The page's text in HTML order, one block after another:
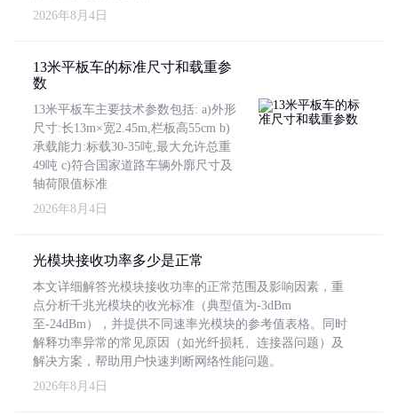
2026年8月4日
13米平板车的标准尺寸和载重参
数
13米平板车主要技术参数包括: a)外形
尺寸:长13m×宽2.45m,栏板高55cm b)
承载能力:标载30-35吨,最大允许总重
49吨 c)符合国家道路车辆外廓尺寸及
轴荷限值标准
2026年8月4日
光模块接收功率多少是正常
本文详细解答光模块接收功率的正常范围及影响因素，重
点分析千兆光模块的收光标准（典型值为-3dBm
至-24dBm），并提供不同速率光模块的参考值表格。同时
解释功率异常的常见原因（如光纤损耗、连接器问题）及
解决方案，帮助用户快速判断网络性能问题。
2026年8月4日